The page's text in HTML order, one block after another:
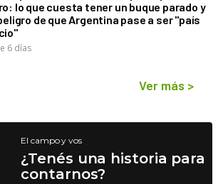
lo que cuesta tener un buque parado y
de que Argentina pase a ser "país
6 días
Ver más >
El campo y vos
¿Tenés una historia para
contarnos?